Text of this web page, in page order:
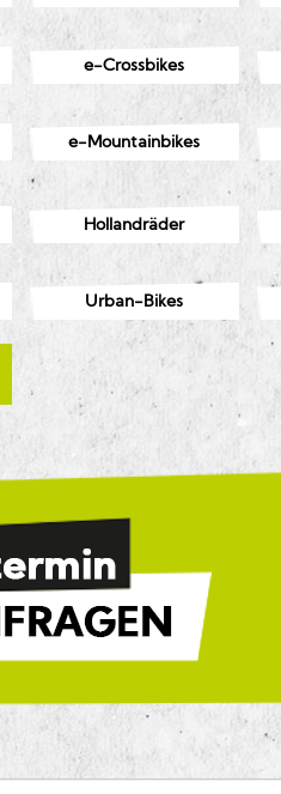
e-Crossbikes
e-Mountainbikes
Hollandräder
Urban-Bikes